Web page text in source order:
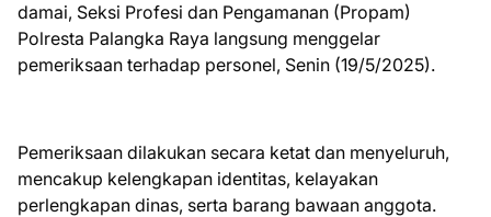
damai, Seksi Profesi dan Pengamanan (Propam)
Polresta Palangka Raya langsung menggelar
pemeriksaan terhadap personel, Senin (19/5/2025).
Pemeriksaan dilakukan secara ketat dan menyeluruh,
mencakup kelengkapan identitas, kelayakan
perlengkapan dinas, serta barang bawaan anggota.